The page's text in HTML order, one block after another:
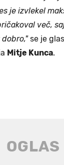
je izvlekel
več,
se je
Mitje Kunca.